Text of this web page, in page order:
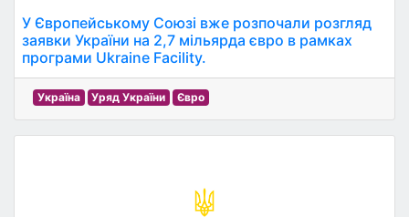
У Європейському Союзі вже розпочали розгляд
заявки України на 2,7 мільярда євро в рамках
програми Ukraine Facility.
Україна Уряд України Євро